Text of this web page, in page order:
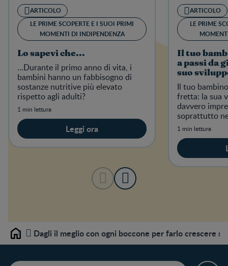
ARTICOLO
LE PRIME SCOPERTE E I SUOI PRIMI
MOMENTI DI INDIPENDENZA
Lo sapevi che...
...Durante il primo anno di vita, i
bambini hanno un fabbisogno di
sostanze nutritive più elevato
rispetto agli adulti?
1 min lettura
Leggi ora
ARTICOLO
LE PRIME
Il tuo
a passi da
suo
Il tuo
fretta: la sua
davvero
soprattutto
dopo il parto!
1 min lettura
Home Dagli il meglio con ogni boccone per farlo crescere